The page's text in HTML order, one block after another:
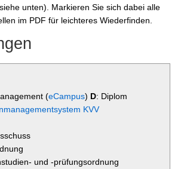
unten). Markieren Sie sich dabei alle
im PDF für leichteres Wiederfinden.
(eCampus) D: Diplom
KVV
und -prüfungsordnung